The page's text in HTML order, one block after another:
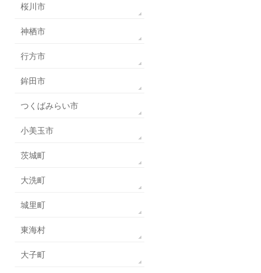
桜川市
神栖市
行方市
鉾田市
つくばみらい市
小美玉市
茨城町
大洗町
城里町
東海村
大子町